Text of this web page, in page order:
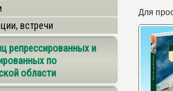
встречи
репрессированных и
по
области
Для